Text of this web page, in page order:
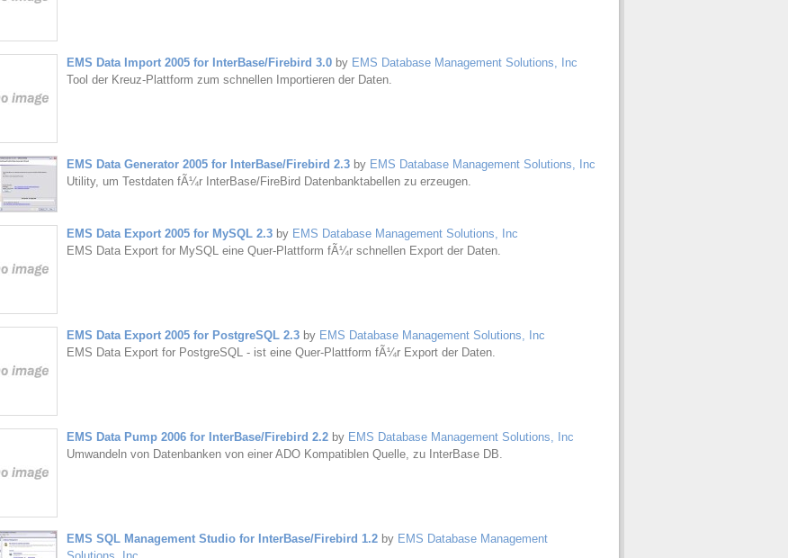
EMS Data Import 2005 for InterBase/Firebird 3.0by EMS Database Management Solutions, Inc
Tool der Kreuz-Plattform zum schnellen Importieren der Daten.
EMS Data Generator 2005 for InterBase/Firebird 2.3by EMS Database Management Solutions, Inc
Utility, um Testdaten fÃ¼r InterBase/FireBird Datenbanktabellen zu erzeugen.
EMS Data Export 2005 for MySQL 2.3by EMS Database Management Solutions, Inc
EMS Data Export for MySQL eine Quer-Plattform fÃ¼r schnellen Export der Daten.
EMS Data Export 2005 for PostgreSQL 2.3by EMS Database Management Solutions, Inc
EMS Data Export for PostgreSQL - ist eine Quer-Plattform fÃ¼r Export der Daten.
EMS Data Pump 2006 for InterBase/Firebird 2.2by EMS Database Management Solutions, Inc
Umwandeln von Datenbanken von einer ADO Kompatiblen Quelle, zu InterBase DB.
EMS SQL Management Studio for InterBase/Firebird 1.2by EMS Database Management